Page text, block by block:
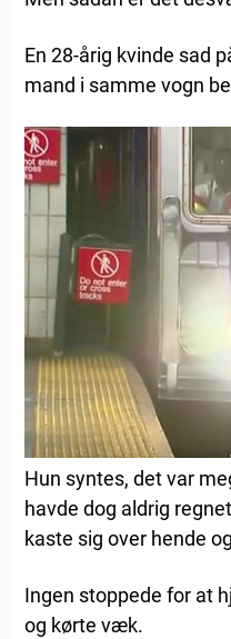
En 28-årig kvinde sad
mand i samme vogn
Hun syntes, det var
havde dog aldrig
kaste sig over hende
Ingen stoppede for at
og kørte væk.